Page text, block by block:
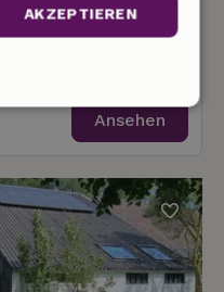
von Echtenerbrug
Ansehen
AKZEPTIEREN
Targeting
Unklassifizierte